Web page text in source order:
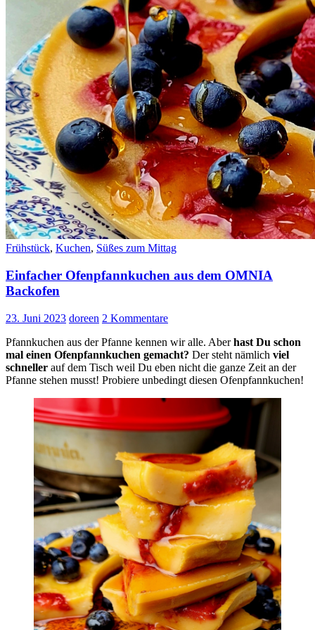
Frühstück, Kuchen, Süßes zum Mittag
Einfacher Ofenpfannkuchen aus dem OMNIA
Backofen
23. Juni 2023 doreen 2 Kommentare
Pfannkuchen aus der Pfanne kennen wir alle. Aberhast Du schon
mal einen Ofenpfannkuchen gemacht? Der steht nämlich viel
schneller auf dem Tisch weil Du eben nicht die ganze Zeit an der
Pfanne stehen musst! Probiere unbedingt diesen Ofenpfannkuchen!